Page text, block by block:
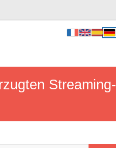
Streaming-